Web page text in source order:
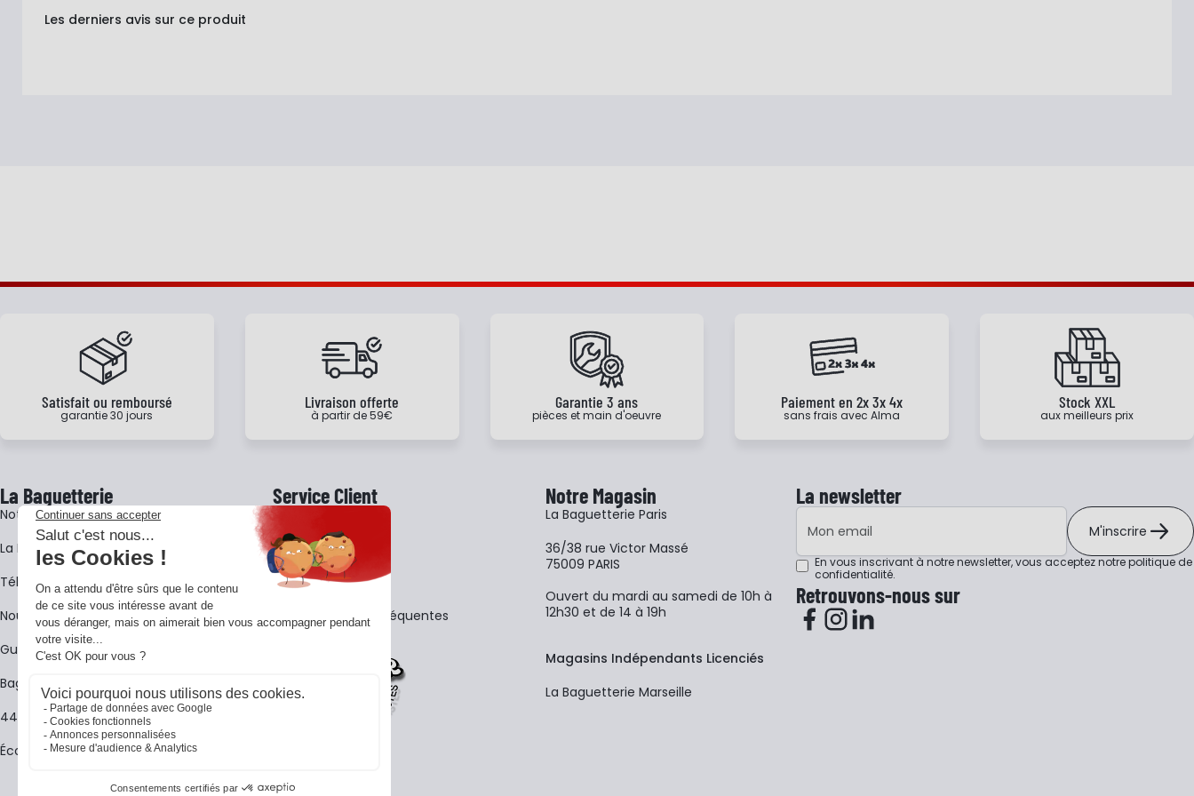
Les derniers avis sur ce produit
Satisfait ou remboursé
garantie 30 jours
Livraison offerte
à partir de 59€
Garantie 3 ans
pièces et main d'oeuvre
Paiement en 2x 3x 4x
sans frais avec Alma
Stock XXL
aux meilleurs prix
La Baguetterie
Notre histoire
La BagShow
​Télécharger le catalogue
Nous contacter
Guides La Baguetterie
Baguetterie Shop Online
44 ans de rencontres
Écoles
Service Client
Garantie 3 ans
CGV
FAQ - Questions Fréquentes
Notre Magasin
La Baguetterie Paris
36/38 rue Victor Massé
75009 PARIS
Ouvert du mardi au samedi de 10h à
12h30 et de 14 à 19h
Magasins Indépendants Licenciés
La Baguetterie Marseille
La newsletter
Adresse e-mail
M'inscrire
En vous inscrivant à notre newsletter, vous acceptez notrepolitique de
confidentialité.
Retrouvons-nous sur